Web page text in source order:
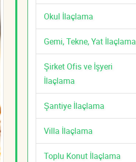
Okul İlaçlama
Gemi, Tekne, Yat İlaçlama
Şirket Ofis ve İşyeri
İlaçlama
Şantiye İlaçlama
Villa İlaçlama
Toplu Konut İlaçlama